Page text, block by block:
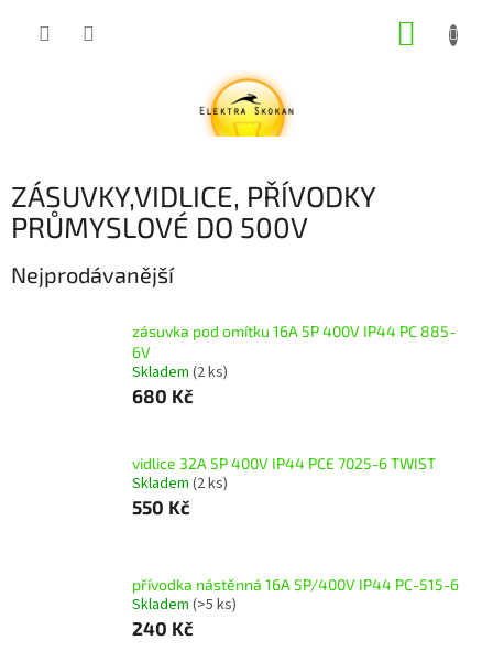
ZÁSUVKY,VIDLICE, PŘÍVODKY
PRŮMYSLOVÉ DO 500V
Nejprodávanější
zásuvka pod omítku 16A 5P 400V IP44 PC 885-
6V
Skladem (2 ks)
680 Kč
vidlice 32A 5P 400V IP44 PCE 7025-6 TWIST
Skladem (2 ks)
550 Kč
přívodka nástěnná 16A 5P/400V IP44 PC-515-6
Skladem (>5 ks)
240 Kč